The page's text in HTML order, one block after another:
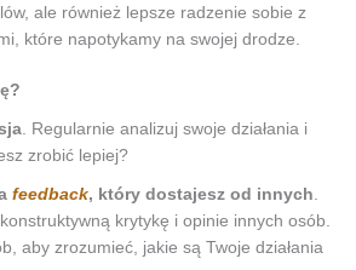
ale również lepsze radzenie sobie z
które napotykamy na swojej drodze.
. Regularnie analizuj swoje działania i
zrobić lepiej?
feedback, który dostajesz od innych
krytykę i opinie innych osób.
aby zrozumieć, jakie są Twoje działania